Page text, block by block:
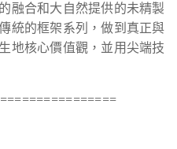
融合和大自然提供的未精製
統的框架系列，做到真正與
地核心價值觀，並用尖端技